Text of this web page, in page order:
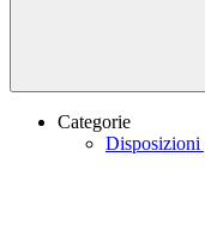
Categorie
Disposizioni